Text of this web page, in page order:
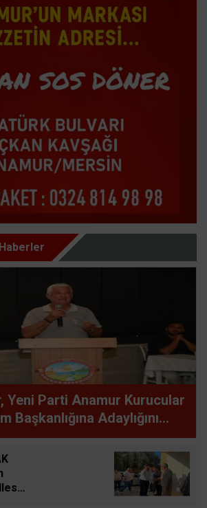
Yeni Parti Anamur Kurucular
Başkanlığına Adaylığını